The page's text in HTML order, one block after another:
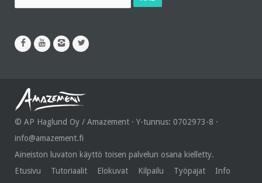
© AP Haglund Oy / Amazement · Y-tunnus: 0702973-8 ·
info@amazement.fi
Aineiston luvaton käyttö toisen palvelun osana kielletty.
Etusivu
Tutoriaalit Elokuvat Kilpailu Työpajat
Info